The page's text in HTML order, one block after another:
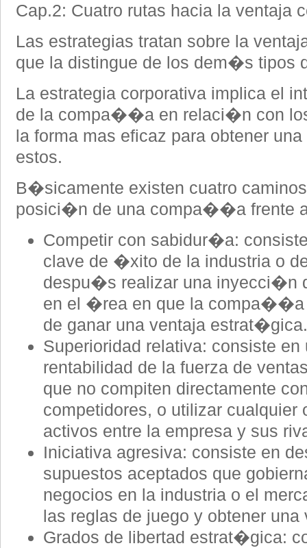
Cap.2: Cuatro rutas hacia la ventaja
Las estrategias tratan sobre la
que la distingue de los dem�s tipos
La estrategia corporativa implica el
de la compa��a en relaci�n con
la forma mas eficaz para obtener
estos.
B�sicamente existen cuatro
posici�n de una compa��a frente
Competir con sabidur�a:
clave de �xito de la industria o
despu�s realizar una inyecci�n
en el �rea en que la compa��a
de ganar una ventaja estrat�gica.
Superioridad relativa: consiste
rentabilidad de la fuerza de
que no compiten directamente
competidores, o utilizar cualquier
activos entre la empresa y sus
Iniciativa agresiva: consiste en
supuestos aceptados que
negocios en la industria o el
las reglas de juego y obtener
Grados de libertad estrat�gica: